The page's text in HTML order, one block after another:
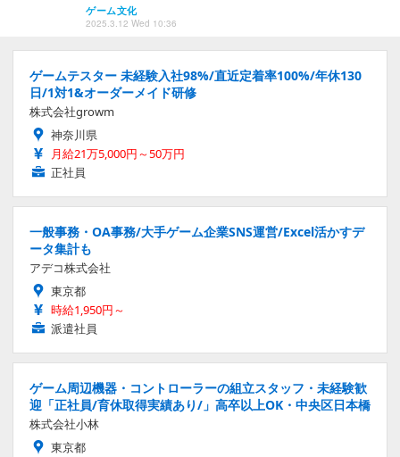
ゲーム文化
2025.3.12 Wed 10:36
ゲームテスター 未経験入社98%/直近定着率100%/年休130
日/1対1&オーダーメイド研修
株式会社growm
神奈川県
月給21万5,000円～50万円
正社員
一般事務・OA事務/大手ゲーム企業SNS運営/Excel活かすデ
ータ集計も
アデコ株式会社
東京都
時給1,950円～
派遣社員
ゲーム周辺機器・コントローラーの組立スタッフ・未経験歓
迎「正社員/育休取得実績あり/」高卒以上OK・中央区日本橋
株式会社小林
東京都